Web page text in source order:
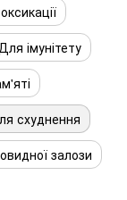
імунітету
схуднення
залози